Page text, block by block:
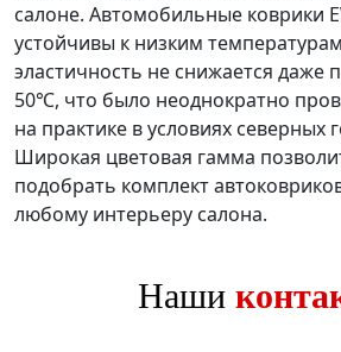
салоне. Автомобильные коврики
устойчивы к низким
эластичность не снижается даже
50℃, что было неоднократно
на практике в условиях северных
Широкая цветовая гамма
подобрать комплект
любому интерьеру салона.
Наши